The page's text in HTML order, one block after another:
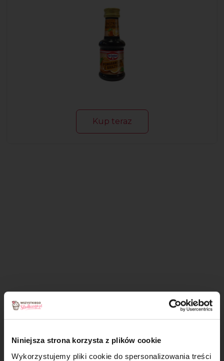
Niniejsza strona korzysta z plików cookie
Wykorzystujemy pliki cookie do spersonalizowania treści
Kup teraz
Krok 3
Mąki wymieszaj z przyprawą korzenną, sodą oczyszczona